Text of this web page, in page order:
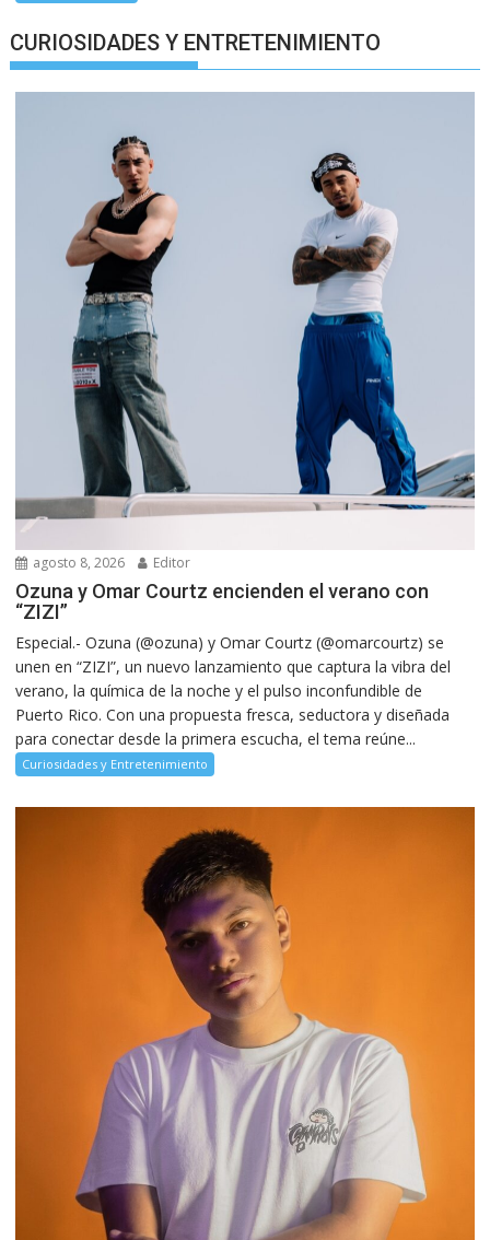
CURIOSIDADES Y ENTRETENIMIENTO
agosto 8, 2026 Editor
Ozuna y Omar Courtz encienden el verano con
“ZIZI”
Especial.- Ozuna (@ozuna) y Omar Courtz (@omarcourtz) se
unen en “ZIZI”, un nuevo lanzamiento que captura la vibra del
verano, la química de la noche y el pulso inconfundible de
Puerto Rico. Con una propuesta fresca, seductora y diseñada
para conectar desde la primera escucha, el tema reúne...
Curiosidades y Entretenimiento